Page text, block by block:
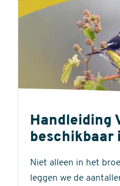
Handleiding
beschikbaar
Niet alleen in het
leggen we de